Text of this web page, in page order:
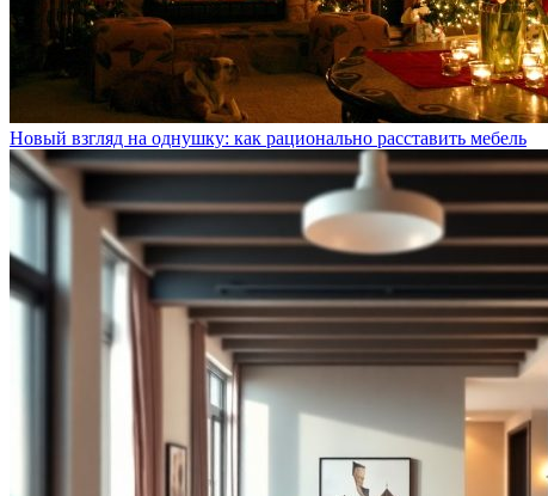
Новый взгляд на однушку: как рационально расставить мебель